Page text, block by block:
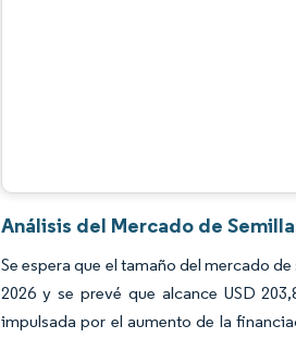
Análisis del Mercado de
Se espera que el tamaño del mercado
2026 y se prevé que alcance USD
impulsada por el aumento de la